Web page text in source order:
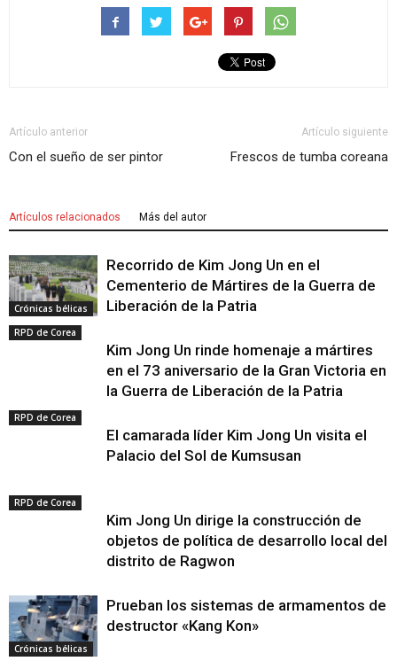
Artículo anterior
Con el sueño de ser pintor
Artículo siguiente
Frescos de tumba coreana
Artículos relacionados Más del autor
Crónicas bélicas
Recorrido de Kim Jong Un en el
Cementerio de Mártires de la Guerra de
Liberación de la Patria
RPD de Corea
Kim Jong Un rinde homenaje a mártires
en el 73 aniversario de la Gran Victoria en
la Guerra de Liberación de la Patria
RPD de Corea
El camarada líder Kim Jong Un visita el
Palacio del Sol de Kumsusan
RPD de Corea
Kim Jong Un dirige la construcción de
objetos de política de desarrollo local del
distrito de Ragwon
Crónicas bélicas
Prueban los sistemas de armamentos de
destructor «Kang Kon»